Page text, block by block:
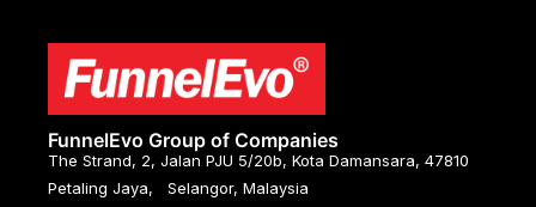
FunnelEvo Group of Companies
The Strand, 2, Jalan PJU 5/20b, Kota Damansara, 47810
Petaling Jaya, Selangor, Malaysia